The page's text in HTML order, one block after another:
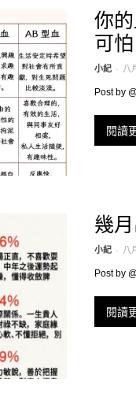
你
可怕
小紀 - 八
Post by
閱讀
幾
小紀 - 八
Post by
閱讀